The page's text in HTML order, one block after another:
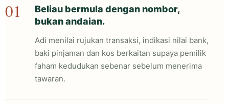
01
Beliau bermula dengan nombor,
bukan andaian.
Adi menilai rujukan transaksi, indikasi nilai bank,
baki pinjaman dan kos berkaitan supaya pemilik
faham kedudukan sebenar sebelum menerima
tawaran.